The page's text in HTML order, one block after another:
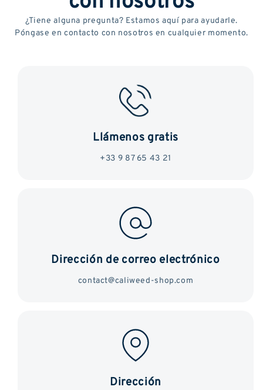
¿Tiene alguna pregunta? Estamos aquí para ayudarle.
Póngase en contacto con nosotros en cualquier momento.
Llámenos gratis
+33 9 87 65 43 21
Dirección de correo electrónico
contact@caliweed-shop.com
Dirección